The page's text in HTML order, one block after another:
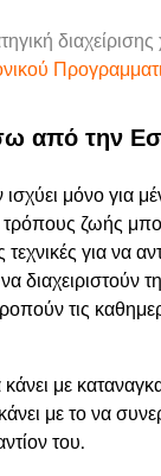
από την
μόνο για
ζωής
για να
διαχειριστούν
τις
με
με το να
του.